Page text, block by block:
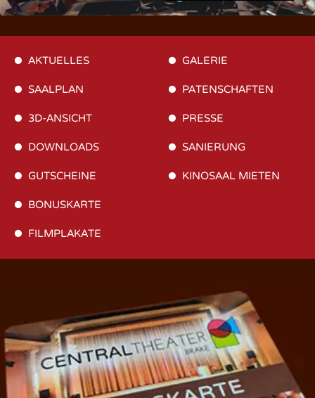
AKTUELLES
SAALPLAN
3D-ANSICHT
DOWNLOADS
GUTSCHEINE
BONUSKARTE
FILMPLAKATE
GALERIE
PATENSCHAFTEN
PRESSE
SANIERUNG
KINOSAAL MIETEN